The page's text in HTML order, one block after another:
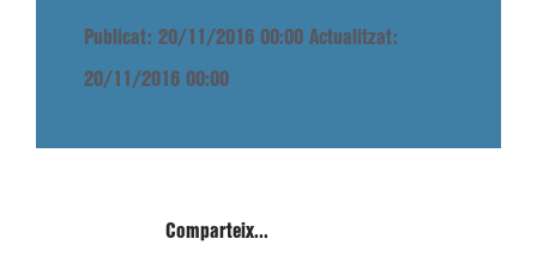
Publicat: 20/11/2016 00:00 Actualitzat:
20/11/2016 00:00
Comparteix...